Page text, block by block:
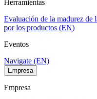
Herramientas
Evaluación de la madurez de
por los productos (EN)
Eventos
Navigate (EN)
Empresa
Empresa